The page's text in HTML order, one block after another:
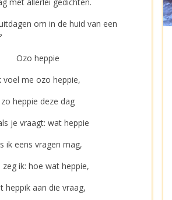
met allerlei gedichten.
om in de huid van een
Ozo heppie
voel me ozo heppie,
zo heppie deze dag
je vraagt: wat heppie
ik eens vragen mag,
zeg ik: hoe wat heppie,
heppik aan die vraag,